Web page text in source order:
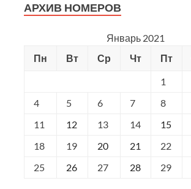
АРХИВ НОМЕРОВ
Январь 2021
Пн
Вт Ср Чт Пт
1
4
5 6 7 8
11
12 13 14 15
18
19 20 21 22
25
26 27 28 29